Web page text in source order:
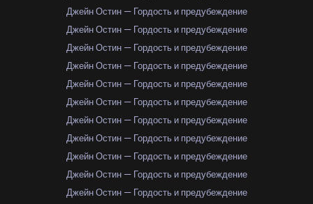
Джейн Остин — Гордость и предубеждение
Джейн Остин — Гордость и предубеждение
Джейн Остин — Гордость и предубеждение
Джейн Остин — Гордость и предубеждение
Джейн Остин — Гордость и предубеждение
Джейн Остин — Гордость и предубеждение
Джейн Остин — Гордость и предубеждение
Джейн Остин — Гордость и предубеждение
Джейн Остин — Гордость и предубеждение
Джейн Остин — Гордость и предубеждение
Джейн Остин — Гордость и предубеждение